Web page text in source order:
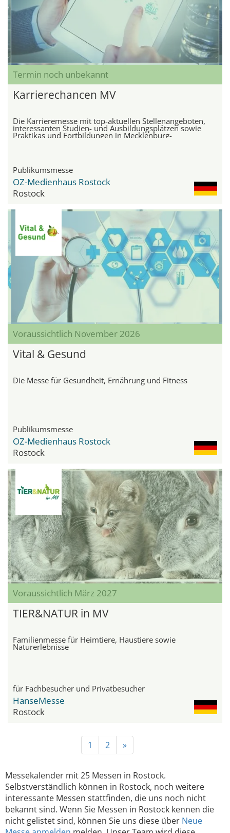
Termin noch unbekannt
Karrierechancen MV
Die Karrieremesse mit top-aktuellen Stellenangeboten,
interessanten Studien- und Ausbildungsplätzen sowie
Praktikas und Fortbildungen in Mecklenburg-
Publikumsmesse
OZ-Medienhaus Rostock
Rostock
Voraussichtlich November 2026
Vital & Gesund
Die Messe für Gesundheit, Ernährung und Fitness
Publikumsmesse
OZ-Medienhaus Rostock
Rostock
Voraussichtlich März 2027
TIER&NATUR in MV
Familienmesse für Heimtiere, Haustiere sowie
Naturerlebnisse
für Fachbesucher und Privatbesucher
HanseMesse
Rostock
1 2 »
Messekalender mit 25 Messen in Rostock.
Selbstverständlich können in Rostock, noch weitere
interessante Messen stattfinden, die uns noch nicht
bekannt sind. Wenn Sie Messen in Rostock kennen die
nicht gelistet sind, können Sie uns diese über Neue